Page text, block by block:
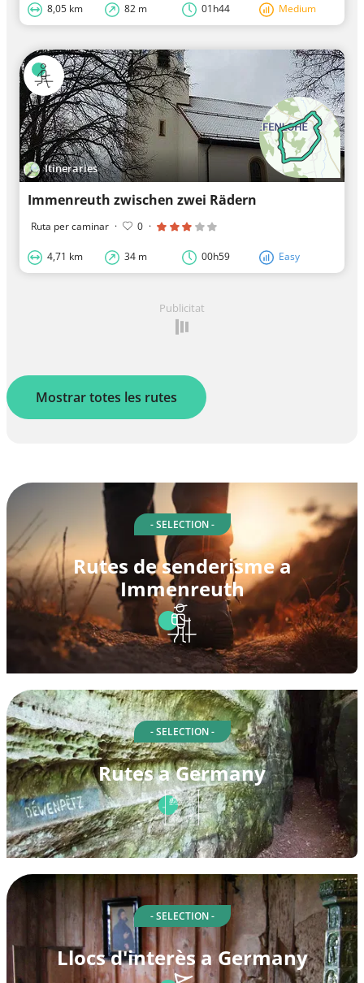
8,05 km 82 m 01h44 Medium
Itineraries
Immenreuth zwischen zwei Rädern
Ruta per caminar · 0 ·
4,71 km 34 m 00h59 Easy
Publicitat
Mostrar totes les rutes
- SELECTION -
Rutes de senderisme a
Immenreuth
- SELECTION -
Rutes a Germany
- SELECTION -
Llocs d'interès a Germany